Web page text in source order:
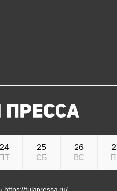
24
ПТ
25
СБ
26
ВС
https://tulapressa.ru/